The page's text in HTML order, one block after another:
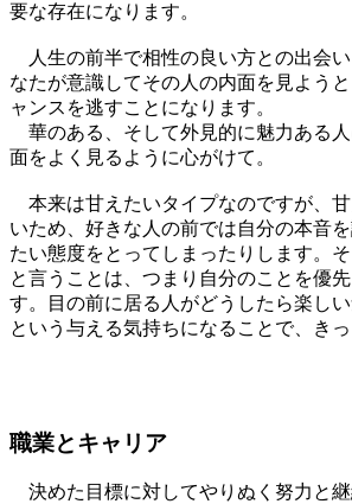
要な存在になります。
人生の前半で相性の良い方との出会
なたが意識してその人の内面を見よう
ャンスを逃すことになります。
華のある、そして外見的に魅力ある
面をよく見るように心がけて。
本来は甘えたいタイプなのですが、
いため、好きな人の前では自分の本音
たい態度をとってしまったりします。
と言うことは、つまり自分のことを優
す。目の前に居る人がどうしたら楽し
という与える気持ちになることで、きっ
職業とキャリア
決めた目標に対してやりぬく努力と